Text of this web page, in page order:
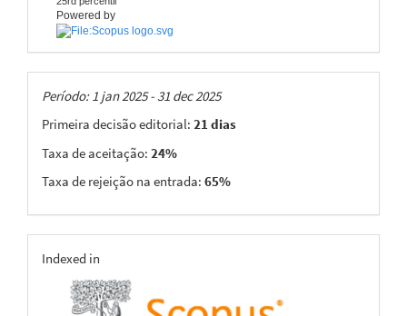
Powered by
Taxas
Período: 1 jan 2025 - 31 dec 2025
Primeira decisão editorial: 21 dias
Taxa de aceitação: 24%
Taxa de rejeição na entrada: 65%
indexing
Indexed in